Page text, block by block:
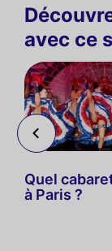
avec ce
Quel
à Paris ?